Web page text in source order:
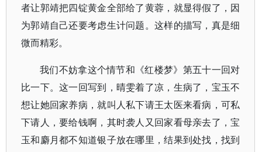
者让郭靖把四锭黄金全部给了黄蓉，就显得假了，因
为郭靖自己还要考虑生计问题。这样的描写，真是细
微而精彩。
我们不妨拿这个情节和《红楼梦》第五十一回对
比一下。这一回写到，晴雯着了凉，生病了，宝玉不
想让她回家养病，就叫人私下请王太医来看病，可私
下请人，要给钱啊，其时袭人又回家看母亲去了，宝
玉和麝月都不知道银子放在哪里，结果到处找，找到